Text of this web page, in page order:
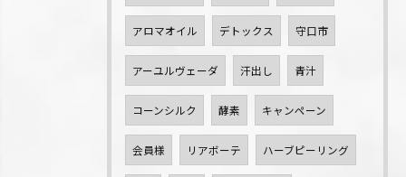
アロマオイル デトックス 守口市
アーユルヴェーダ 汗出し 青汁
コーンシルク 酵素 キャンペーン
会員様 リアボーテ ハーブピーリング